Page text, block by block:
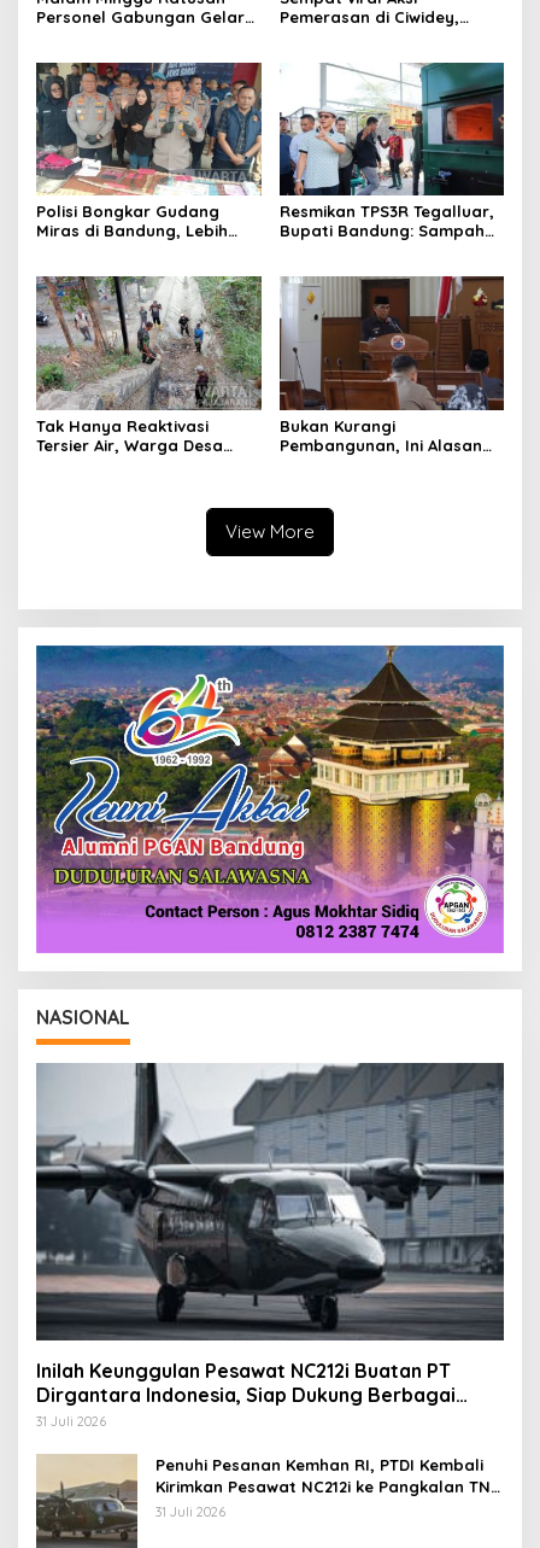
Personel Gabungan Gelar
Pemerasan di Ciwidey,
Polisi Bongkar Gudang
Miras di Bandung, Lebih
Resmikan TPS3R Tegalluar,
Bupati Bandung: Sampah
Tak Hanya Reaktivasi
Tersier Air, Warga Desa
Bukan Kurangi
Pembangunan, Ini Alasan
View More
NASIONAL
Inilah Keunggulan Pesawat NC212i Buatan PT
Dirgantara Indonesia, Siap Dukung Berbagai
Operasi TNI
31 Juli 2026
Penuhi Pesanan Kemhan RI, PTDI Kembali
Kirimkan Pesawat NC212i ke Pangkalan TNI
AU
31 Juli 2026